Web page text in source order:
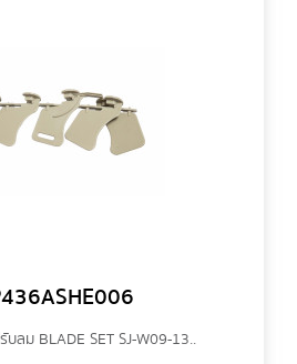
บลม BLADE SET SJ-W09-13..